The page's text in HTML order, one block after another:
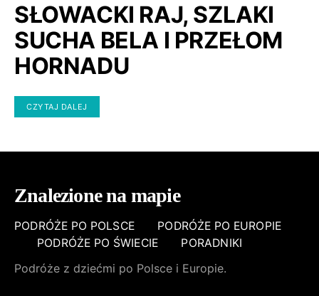
SŁOWACKI RAJ, SZLAKI
SUCHA BELA I PRZEŁOM
HORNADU
CZYTAJ DALEJ
Znalezione na mapie
PODRÓŻE PO POLSCE
PODRÓŻE PO EUROPIE
PODRÓŻE PO ŚWIECIE
PORADNIKI
Podróże z dziećmi po Polsce i Europie.